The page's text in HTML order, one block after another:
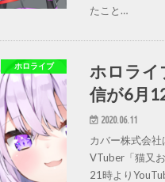
たこと…
ホロライブ
ホロライ
信が6月
2020.06.11
カバー株式会
VTuber「猫又
21時より